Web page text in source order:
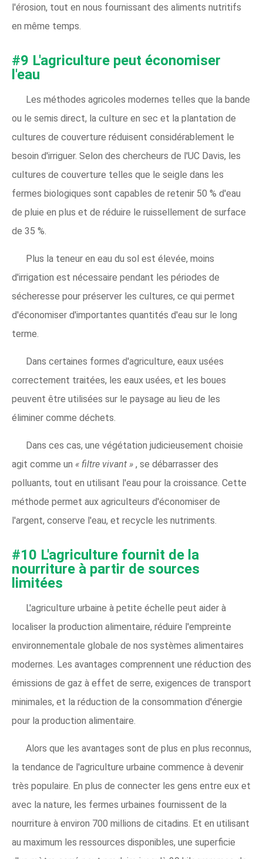
l'érosion, tout en nous fournissant des aliments nutritifs
en même temps.
#9 L'agriculture peut économiser
l'eau
Les méthodes agricoles modernes telles que la bande
ou le semis direct, la culture en sec et la plantation de
cultures de couverture réduisent considérablement le
besoin d'irriguer. Selon des chercheurs de l'UC Davis, les
cultures de couverture telles que le seigle dans les
fermes biologiques sont capables de retenir 50 % d'eau
de pluie en plus et de réduire le ruissellement de surface
de 35 %.
Plus la teneur en eau du sol est élevée, moins
d'irrigation est nécessaire pendant les périodes de
sécheresse pour préserver les cultures, ce qui permet
d'économiser d'importantes quantités d'eau sur le long
terme.
Dans certaines formes d'agriculture, eaux usées
correctement traitées, les eaux usées, et les boues
peuvent être utilisées sur le paysage au lieu de les
éliminer comme déchets.
Dans ces cas, une végétation judicieusement choisie
agit comme un « filtre vivant » , se débarrasser des
polluants, tout en utilisant l'eau pour la croissance. Cette
méthode permet aux agriculteurs d'économiser de
l'argent, conserve l'eau, et recycle les nutriments.
#10 L'agriculture fournit de la
nourriture à partir de sources
limitées
L'agriculture urbaine à petite échelle peut aider à
localiser la production alimentaire, réduire l'empreinte
environnementale globale de nos systèmes alimentaires
modernes. Les avantages comprennent une réduction des
émissions de gaz à effet de serre, exigences de transport
minimales, et la réduction de la consommation d'énergie
pour la production alimentaire.
Alors que les avantages sont de plus en plus reconnus,
la tendance de l'agriculture urbaine commence à devenir
très populaire. En plus de connecter les gens entre eux et
avec la nature, les fermes urbaines fournissent de la
nourriture à environ 700 millions de citadins. Et en utilisant
au maximum les ressources disponibles, une superficie